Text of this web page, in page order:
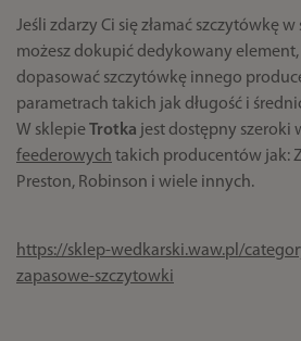
Jeśli zdarzy Ci się złamać szczytówkę
możesz dokupić dedykowany
dopasować szczytówkę innego
parametrach takich jak długość i
W sklepieTrotka jest dostępny szeroki
feederowych takich producentów jak:
Preston, Robinson i wiele innych.
https://sklep-wedkarski.waw.pl/
zapasowe-szczytowki